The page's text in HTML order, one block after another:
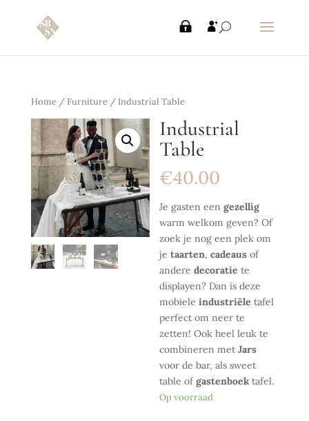
Home/ Furniture/ Industrial Table
Industrial
Table
€40.00
Je gasten eengezellig
warm welkom geven? Of
zoek je nog een plek om
jetaarten,cadeaus of
anderedecoratie te
displayen? Dan is deze
mobieleindustriële tafel
perfect om neer te
zetten! Ook heel leuk te
combineren metJars
voor de bar, als sweet
table ofgastenboek tafel.
Op voorraad